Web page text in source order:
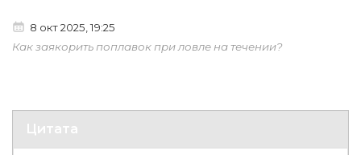
8 окт 2025, 19:25
Как заякорить поплавок при ловле на течении?
Цитата